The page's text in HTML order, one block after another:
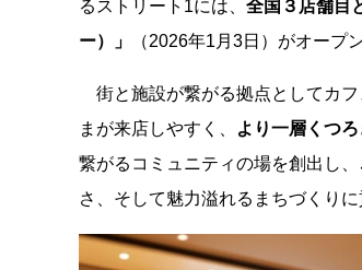
るストリート1には、 全国３店舗目
ー）」
（2026年1月3日）がオープ
街と施設が繋がる拠点としてカフ
まが来店しやすく、
より一層くつ
繋がるコミュニティの場を創出し、
さ、そして魅力溢れるまちづくりに